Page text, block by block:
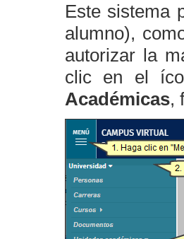
Este sistema
alumno),
autorizar la
clic en el
Académicas,